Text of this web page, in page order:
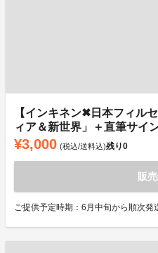
【インキネン✖日本フィル
ィア＆新世界」＋直筆サイ
¥3,000 (税込/送料込)残り0
販
ご提供予定時期：6月中旬から順次発